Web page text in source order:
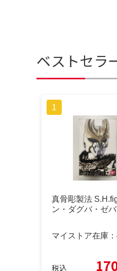
ベストセラ
真骨彫製法
ン・ダグバ・ゼバ
マイストア在庫：
税込